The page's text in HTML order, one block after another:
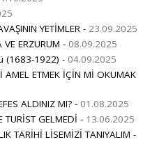
YETİMLER - 23.09.2025
ERZURUM - 08.09.2025
(1683-1922) - 04.09.2025
AMEL ETMEK İÇİN Mİ OKUMAK
ALDINIZ MI? - 01.08.2025
TURİST GELMEDİ - 13.06.2025
TARİHİ LİSEMİZİ TANIYALIM -